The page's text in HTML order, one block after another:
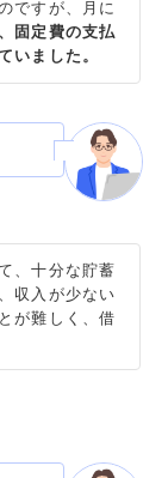
ですが、月に
固定費の支払
いました。
、十分な貯蓄
収入が少ない
が難しく、借